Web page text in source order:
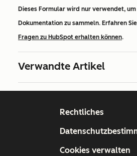
Dieses Formular wird nur verwendet,
Dokumentation zu sammeln. Erfahren
Fragen zu HubSpot erhalten können.
Verwandte Artikel
Rechtliches
Cookies verwalten